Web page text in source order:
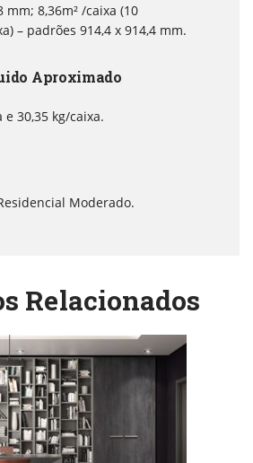
mm; 8,36m² /caixa (10
– padrões 914,4 x 914,4 mm.
Aproximado
e 30,35 kg/caixa.
Moderado.
Relacionados